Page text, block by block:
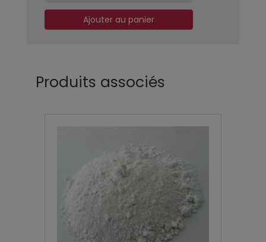
Ajouter au panier
Produits associés